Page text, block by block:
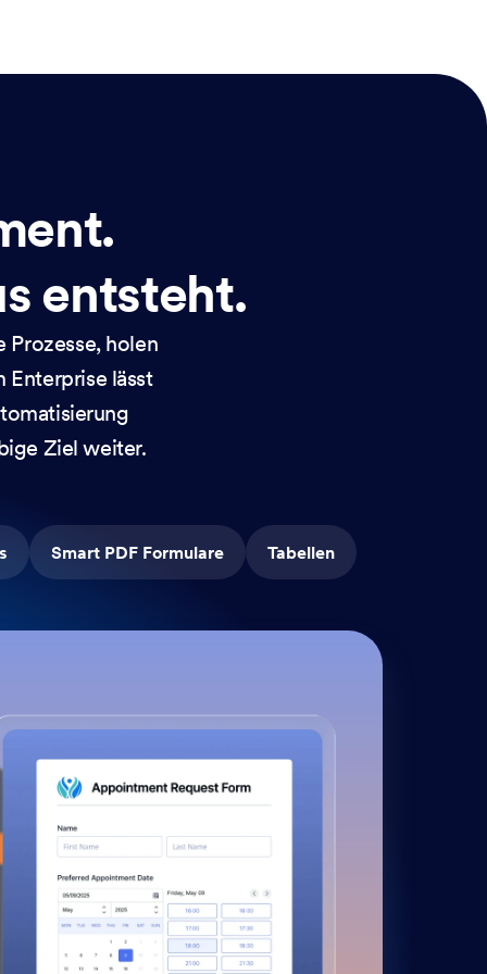
entsteht.
Prozesse, holen
Enterprise lässt
Ziel weiter.
Smart PDF Formulare Tabellen